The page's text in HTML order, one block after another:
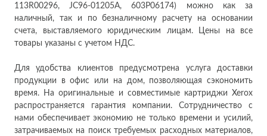
113R00296, JC96-01205A, 603P06174) можно как за
наличный, так и по безналичному расчету на основании
счета, выставляемого юридическим лицам. Цены на все
товары указаны с учетом НДС.
Для удобства клиентов предусмотрена услуга доставки
продукции в офис или на дом, позволяющая сэкономить
время. На оригинальные и совместимые картриджи Xerox
распространяется гарантия компании. Сотрудничество с
нами обеспечивает экономию не только времени и усилий,
затрачиваемых на поиск требуемых расходных материалов,